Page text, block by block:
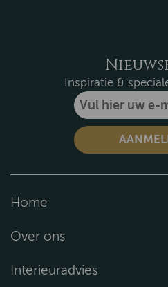
Inspiratie &
Home
Over ons
Interieuradvies